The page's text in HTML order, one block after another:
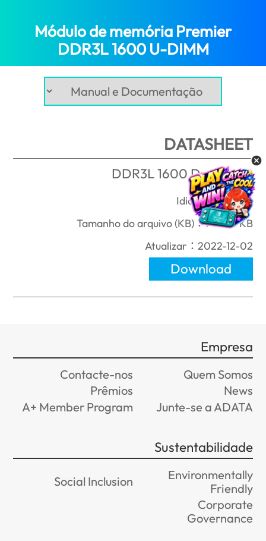
Módulo de memória Premier
DDR3L 1600 U-DIMM
DATASHEET
DDR3L 1600 Datasheet
Idioma：English
Tamanho do arquivo (KB)：744.56 KB
Atualizar：2022-12-02
Download
Empresa
Quem Somos
Contacte-nos
News
Prêmios
Junte-se a ADATA
A+ Member Program
Sustentabilidade
Environmentally
Friendly
Social Inclusion
Corporate
Governance